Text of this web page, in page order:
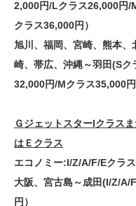
2,000円/Lクラス26,000円/
クラス36,000円）
旭川、福岡、宮崎、熊本
崎、帯広、沖縄～羽田(S
32,000円/Mクラス35,000
ＧジェットスターIクラス
はＥクラス
エコノミー:I/Z/A/F/Eクラス
大阪、宮古島～成田(I/Z/A/
円）